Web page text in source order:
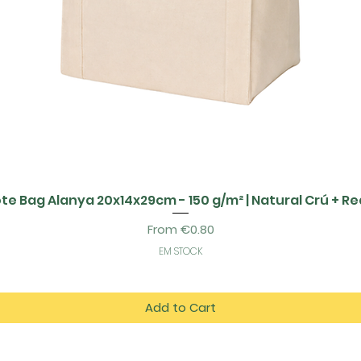
Bag Alanya 20x14x29cm - 150 g/m² | Natural Crú +
From €0.80
Sale Price
EM STOCK
Add to Cart